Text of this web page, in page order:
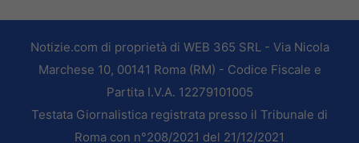
Notizie.com di proprietà di WEB 365 SRL - Via Nicola
Marchese 10, 00141 Roma (RM) - Codice Fiscale e
Partita I.V.A. 12279101005
Testata Giornalistica registrata presso il Tribunale di
Roma con n°208/2021 del 21/12/2021